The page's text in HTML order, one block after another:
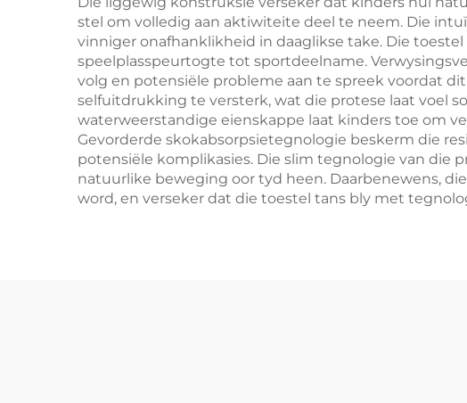
stel om volledig aan aktiwiteite deel te neem. Die
vinniger onafhanklikheid in daaglikse take. Die
speelplasspeurtogte tot sportdeelname.
volg en potensiële probleme aan te spreek voordat
selfuitdrukking te versterk, wat die protese laat voel
waterweerstandige eienskappe laat kinders toe om
Gevorderde skokabsorpsietegnologie beskerm die
potensiële komplikasies. Die slim tegnologie van die
natuurlike beweging oor tyd heen. Daarbenewens,
word, en verseker dat die toestel tans bly met